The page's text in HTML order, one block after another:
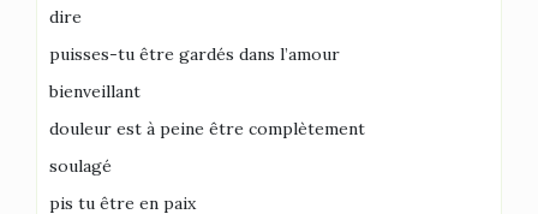
dire
puisses-tu être gardés dans l’amour
bienveillant
douleur est à peine être complètement
soulagé
pis tu être en paix